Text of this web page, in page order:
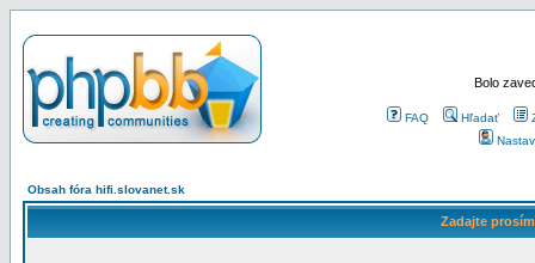
Bolo
FAQ Hľadať
Obsah fóra hifi.slovanet.sk
Zadajte